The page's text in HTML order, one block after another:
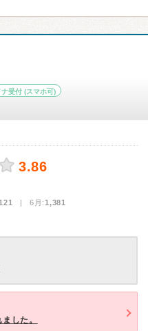
ナ受付 (スマホ可)
3.86
| 6月:1,381
した。